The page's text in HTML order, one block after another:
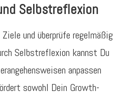
Selbstreflexion
und überprüfe regelmäßig
Selbstreflexion kannst Du
anpassen
sowohl Dein Growth-